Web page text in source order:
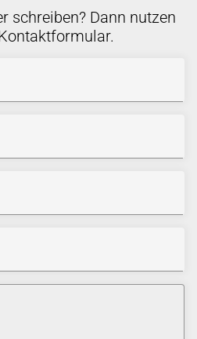
schreiben? Dann nutzen